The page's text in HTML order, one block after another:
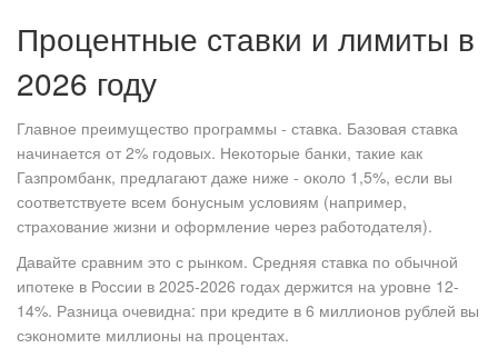
Процентные ставки и лимиты в
2026 году
Главное преимущество программы - ставка. Базовая ставка
начинается от 2% годовых. Некоторые банки, такие как
Газпромбанк, предлагают даже ниже - около 1,5%, если вы
соответствуете всем бонусным условиям (например,
страхование жизни и оформление через работодателя).
Давайте сравним это с рынком. Средняя ставка по обычной
ипотеке в России в 2025-2026 годах держится на уровне 12-
14%. Разница очевидна: при кредите в 6 миллионов рублей вы
сэкономите миллионы на процентах.